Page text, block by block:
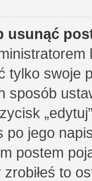
usunąć
tylko swoje
sposób
po jego
postem
zrobiłeś to